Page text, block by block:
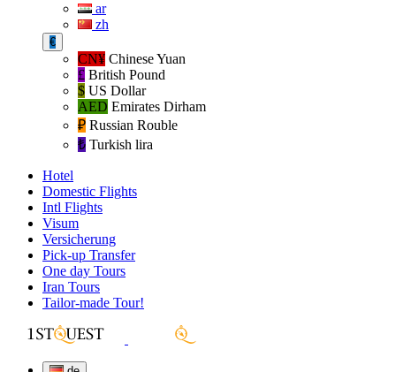
ar
zh
€
CN¥ Chinese Yuan
£ British Pound
$ US Dollar
AED Emirates Dirham
₽‎ Russian Rouble
₺‎ Turkish lira
Hotel
Domestic Flights
Intl Flights
Visum
Versicherung
Pick-up Transfer
One day Tours
Iran Tours
Tailor-made Tour!